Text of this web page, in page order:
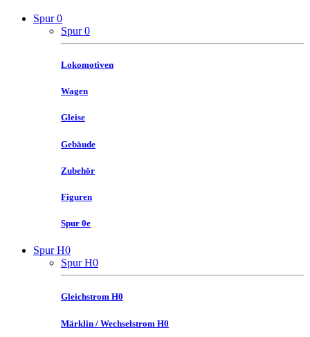
Spur 0
Spur 0
Lokomotiven
Wagen
Gleise
Gebäude
Zubehör
Figuren
Spur 0e
Spur H0
Spur H0
Gleichstrom H0
Märklin / Wechselstrom H0